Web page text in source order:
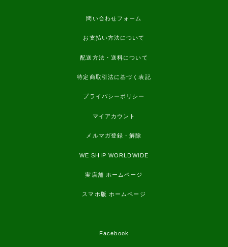
問い合わせフォーム
お支払い方法について
配送方法・送料について
特定商取引法に基づく表記
プライバシーポリシー
マイアカウント
メルマガ登録・解除
WE SHIP WORLDWIDE
実店舗 ホームページ
スマホ版 ホームページ
Facebook